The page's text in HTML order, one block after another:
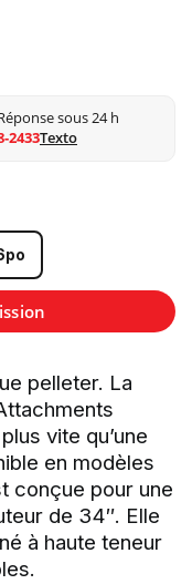
sous 24 h
2433Texto
pelleter. La
vite qu’une
en modèles
conçue pour une
de 34″. Elle
à haute teneur